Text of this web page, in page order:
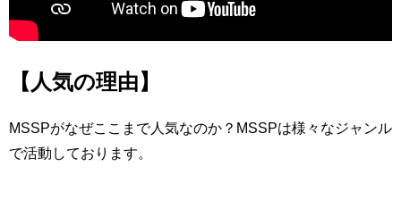
【人気の理由】
MSSPがなぜここまで人気なのか？MSSPは様々なジャンル
で活動しております。